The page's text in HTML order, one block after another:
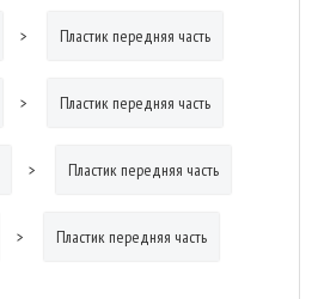
Пластик передняя часть
Пластик передняя часть
Пластик передняя часть
Пластик передняя часть